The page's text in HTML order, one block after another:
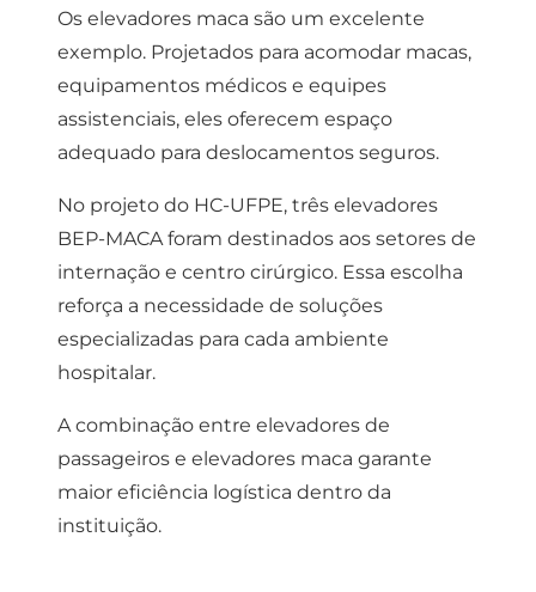
Os elevadores maca são um excelente
exemplo. Projetados para acomodar macas,
equipamentos médicos e equipes
assistenciais, eles oferecem espaço
adequado para deslocamentos seguros.
No projeto do HC-UFPE, três elevadores
BEP-MACA foram destinados aos setores de
internação e centro cirúrgico. Essa escolha
reforça a necessidade de soluções
especializadas para cada ambiente
hospitalar.
A combinação entre elevadores de
passageiros e elevadores maca garante
maior eficiência logística dentro da
instituição.